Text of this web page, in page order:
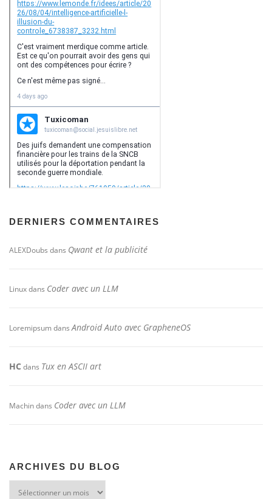
DERNIERS COMMENTAIRES
ALEXDoubs dans Qwant et la publicité
Linuxdans Coder avec un LLM
LoremipsumdansAndroid Auto avec GrapheneOS
HC dans Tux en ASCII art
Machindans Coder avec un LLM
ARCHIVES DU BLOG